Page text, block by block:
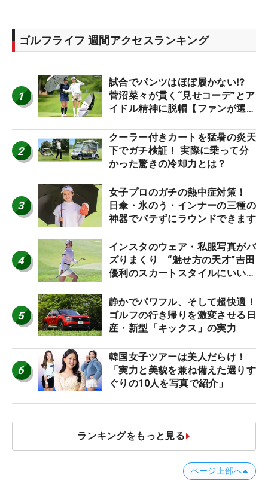
ゴルフライフ 週間アクセスランキング
1
試合でパンツはほぼ履かない⁉
菅沼菜々が貫く“見せコーデ”とア
イドル精神に脱帽【ファンが選ぶ
2
クーラー付きカートを猛暑の炎天
下でガチ検証！ 実際に乗って分
かった驚きの冷却力とは？
3
女子プロのガチの熱中症対策！
日傘・氷のう・インナーの三種の
神器でバテずにラウンドできます
4
インスタのウェア・私服写真がバ
ズりまくり “魅せ方の天才”吉田
優利のスカートスタイルにいい
5
静かでパワフル、そして超快適！
ゴルフの行き帰りを激変させる日
産・新型「キックス」の実力
6
韓国女子ツアーは美人だらけ！
「実力と美貌を兼ね備えた選りす
ぐりの10人を写真で紹介」
ランキングをもっと見る
ページ上部へ